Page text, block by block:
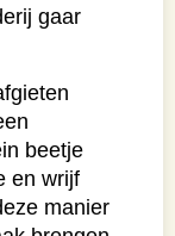
gaar
beetje
en wrijf
manier